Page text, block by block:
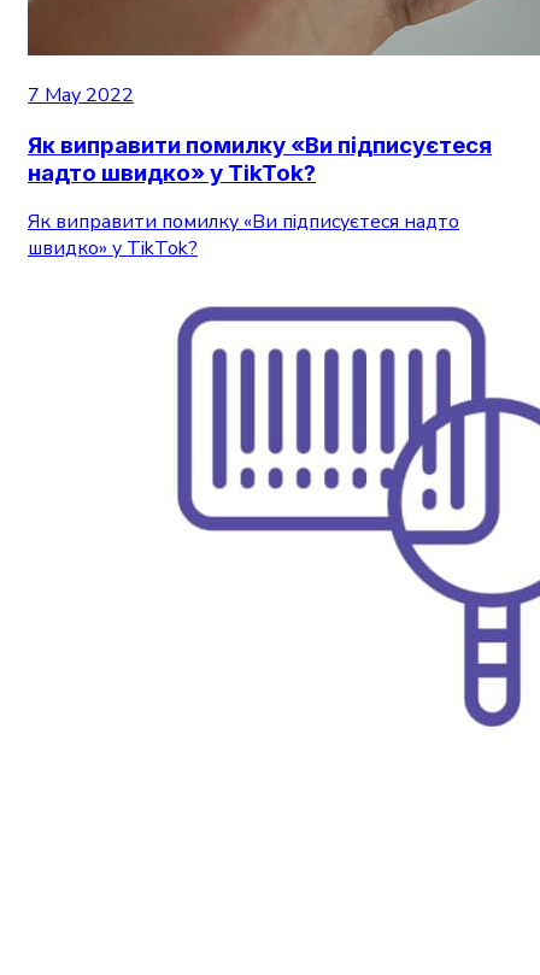
7 May 2022
Як виправити помилку «Ви підписуєтеся
надто швидко» у TikTok?
Як виправити помилку «Ви підписуєтеся надто
швидко» у TikTok?